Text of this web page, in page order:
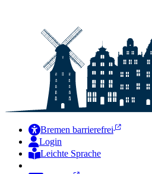
Bremen barrierefrei
Login
Leichte Sprache